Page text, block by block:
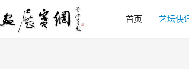
首页 艺坛快